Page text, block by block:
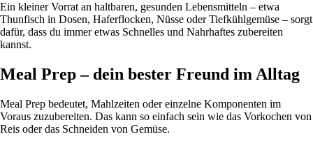
Ein kleiner Vorrat an haltbaren, gesunden Lebensmitteln – etwa
Thunfisch in Dosen, Haferflocken, Nüsse oder Tiefkühlgemüse – sorgt
dafür, dass du immer etwas Schnelles und Nahrhaftes zubereiten
kannst.
Meal Prep – dein bester Freund im Alltag
Meal Prep bedeutet, Mahlzeiten oder einzelne Komponenten im
Voraus zuzubereiten. Das kann so einfach sein wie das Vorkochen von
Reis oder das Schneiden von Gemüse.